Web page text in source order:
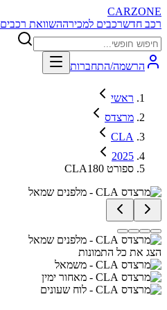
CARZONE
רכב חדשרכבים למכירההשוואת רכבים
הרשמה/התחברות
ראשי
מרצדס
CLA
2025
CLA180 ספורט
הצג את כל התמונות